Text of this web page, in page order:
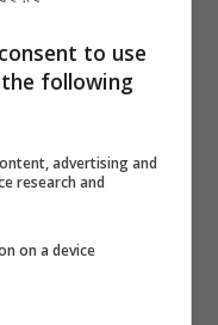
del
icone del
e nero.
to use
following
advertising and
research and
on a device